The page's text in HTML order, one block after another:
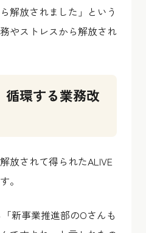
解放されました」という
やストレスから解放され
循環する業務改
放されて得られたALIVE
。
新事業推進部のOさんも